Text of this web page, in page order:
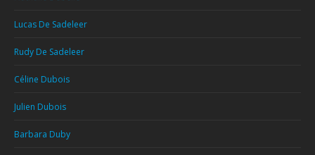
Lucas De Sadeleer
Rudy De Sadeleer
Céline Dubois
Julien Dubois
Barbara Duby